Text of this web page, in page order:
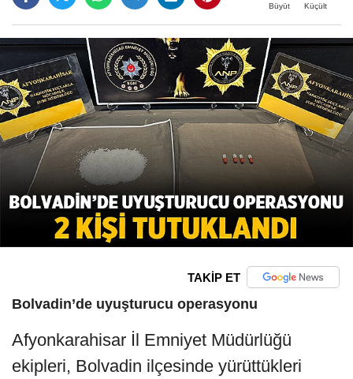
Büyüt Küçült
TAKİP ET
Bolvadin’de uyuşturucu operasyonu
Afyonkarahisar İl Emniyet Müdürlüğü
ekipleri, Bolvadin ilçesinde yürüttükleri